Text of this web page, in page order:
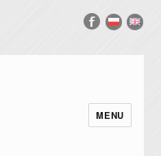
MENU